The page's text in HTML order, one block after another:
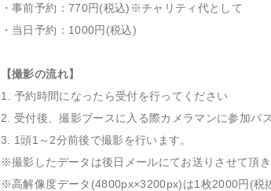
・事前予約：770円(税込)※チャリティ代として
・当日予約：1000円(税込)
【撮影の流れ】
1. 予約時間になったら受付を行ってください
2. 受付後、撮影ブースに入る際カメラマンに参加パ
3. 1頭1～2分前後で撮影を行います。
※撮影したデータは後日メールにてお送りさせて頂き
※高解像度データ(4800px×3200px)は1枚2000円(税